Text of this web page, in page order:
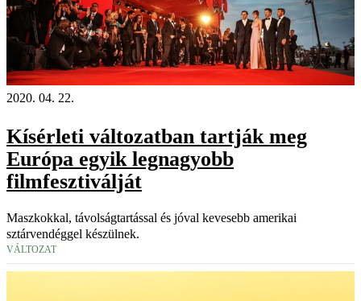
2020. 04. 22.
Kísérleti változatban tartják meg
Európa egyik legnagyobb
filmfesztiválját
Maszkokkal, távolságtartással és jóval kevesebb amerikai
sztárvendéggel készülnek.
VÁLTOZAT